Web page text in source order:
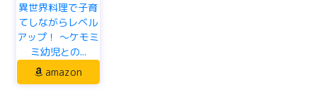
異世界料理で子育
てしながらレベル
アップ！ ～ケモミ
ミ幼児との...
amazon